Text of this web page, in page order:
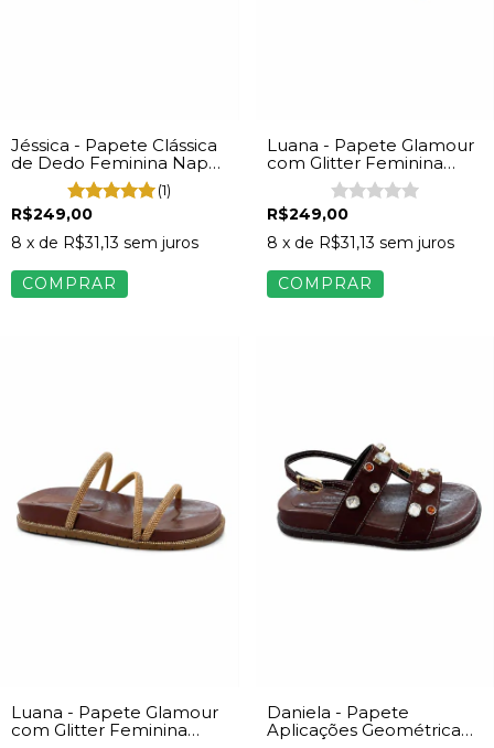
Jéssica - Papete Clássica
de Dedo Feminina Napa
(1)
R$249,00
8 x de R$31,13 sem juros
COMPRAR
Luana - Papete Glamour
com Glitter Feminina
Napa Off White
R$249,00
8 x de R$31,13 sem juros
COMPRAR
Luana - Papete Glamour
com Glitter Feminina
Daniela - Papete
Aplicações Geométrica